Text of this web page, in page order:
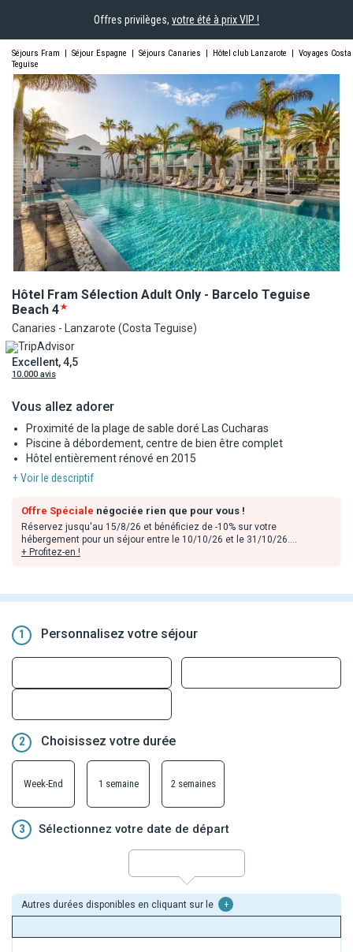
Offres privilèges, votre été à prix VIP !
Séjours Fram | Séjour Espagne | Séjours Canaries | Hôtel club Lanzarote | Voyages Costa
Teguise
Hôtel Fram Sélection Adult Only - Barcelo Teguise
Beach 4
Canaries - Lanzarote (Costa Teguise)
Excellent, 4,5
10.000 avis
Vous allez adorer
Proximité de la plage de sable doré Las Cucharas
Piscine à débordement, centre de bien être complet
Hôtel entièrement rénové en 2015
+ Voir le descriptif
Offre Spéciale négociée rien que pour vous !
Réservez jusqu'au 15/8/26 et bénéficiez de -10% sur votre
hébergement pour un séjour entre le 10/10/26 et le 31/10/26.
-10% sur votre hébergement pour un séjour égal ou supérieur à 3
Remises déjà incluses dans les tarifs en ligne, valables dans la limite
+ Profitez-en !
1 Personnalisez votre séjour
2 Choisissez votre durée
Week-End 1 semaine 2 semaines
3 Sélectionnez votre date de départ
Autres durées disponibles en cliquant sur le +